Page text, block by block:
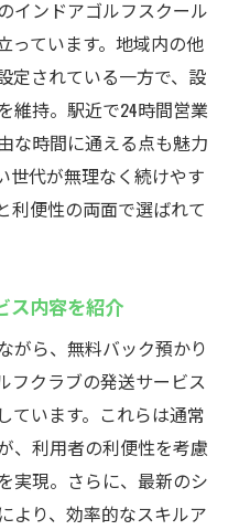
インドアゴルフスクール
っています。地域内の他
定されている一方で、設
維持。駅近で24時間営業
な時間に通える点も魅力
世代が無理なく続けやす
利便性の両面で選ばれて
ス内容を紹介
がら、無料バック預かり
フクラブの発送サービス
ています。これらは通常
、利用者の利便性を考慮
実現。さらに、最新のシ
より、効率的なスキルア